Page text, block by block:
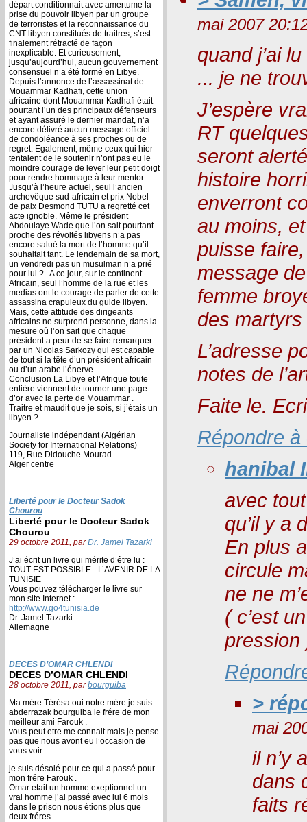
départ conditionnait avec amertume la
prise du pouvoir libyen par un groupe
de terroristes et la reconnaissance du
CNT libyen constitués de traitres, s’est
finalement rétracté de façon
inexplicable. Et curieusement,
jusqu’aujourd’hui, aucun gouvernement
consensuel n’a été formé en Libye.
Depuis l’annonce de l’assassinat de
Mouammar Kadhafi, cette union
africaine dont Mouammar Kadhafi était
pourtant l’un des principaux défenseurs
et ayant assuré le dernier mandat, n’a
encore délivré aucun message officiel
de condoléance à ses proches ou de
regret. Egalement, même ceux qui hier
tentaient de le soutenir n’ont pas eu le
moindre courage de lever leur petit doigt
pour rendre hommage à leur mentor.
Jusqu’à l’heure actuel, seul l’ancien
archevêque sud-africain et prix Nobel
de paix Desmond TUTU a regretté cet
acte ignoble. Même le président
Abdoulaye Wade que l’on sait pourtant
proche des révoltés libyens n’a pas
encore salué la mort de l’homme qu’il
souhaitait tant. Le lendemain de sa mort,
un vendredi pas un musulman n’a prié
pour lui ?.. A ce jour, sur le continent
Africain, seul l’homme de la rue et les
medias ont le courage de parler de cette
assassina crapuleux du guide libyen.
Mais, cette attitude des dirigeants
africains ne surprend personne, dans la
mesure où l’on sait que chaque
président a peur de se faire remarquer
par un Nicolas Sarkozy qui est capable
de tout si la tête d’un président africain
ou d’un arabe l’énerve.
Conclusion La Libye et l’Afrique toute
entière viennent de tourner une page
d’or avec la perte de Mouammar .
Traitre et maudit que je sois, si j’étais un
libyen ?
Journaliste indépendant (Algérian
Society for International Relations)
119, Rue Didouche Mourad
Alger centre
Liberté pour le Docteur Sadok
Chourou
Liberté pour le Docteur Sadok
Chourou
29 octobre 2011, parDr. Jamel Tazarki
J’ai écrit un livre qui mérite d’être lu :
TOUT EST POSSIBLE - L’AVENIR DE LA
TUNISIE
Vous pouvez télécharger le livre sur
mon site Internet :
http://www.go4tunisia.de
Dr. Jamel Tazarki
Allemagne
DECES D’OMAR CHLENDI
DECES D’OMAR CHLENDI
28 octobre 2011, parbourguiba
Ma mére Térésa oui notre mére je suis
abderrazak bourguiba le frére de mon
meilleur ami Farouk .
vous peut etre me connait mais je pense
pas que nous avont eu l’occasion de
vous voir .
je suis désolé pour ce qui a passé pour
mon frére Farouk .
Omar etait un homme exeptionnel un
vrai homme j’ai passé avec lui 6 mois
dans le prison nous étions plus que
deux fréres.
mai 2007
quand j’ai
... je ne
J’espère
RT
seront
histoire
enverront
au moins, et
puisse
message
femme
des
L’adresse
notes de
Faite le.
Répondre
hanibal
avec
qu’il y a
En plus
circule
ne ne
( c’est
pression
>
mai
il n’y
dans
faits